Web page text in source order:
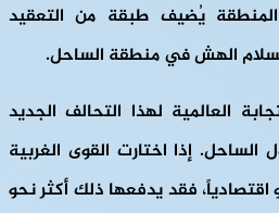
المنطقة يُضيف طبقة من التعقيد
الهش في منطقة الساحل.
العالمية لهذا التحالف الجديد
إذا اختارت القوى الغربية
اقتصادياً، فقد يدفعها ذلك أكثر نحو